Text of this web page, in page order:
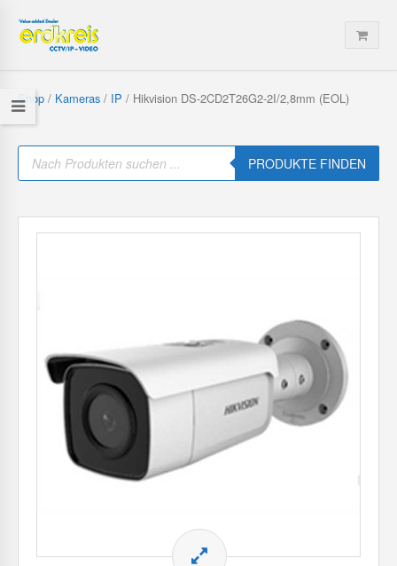
Shop / Kameras / IP / Hikvision DS-2CD2T26G2-2I/2,8mm (EOL)
P
o
PRODUKTE FINDEN